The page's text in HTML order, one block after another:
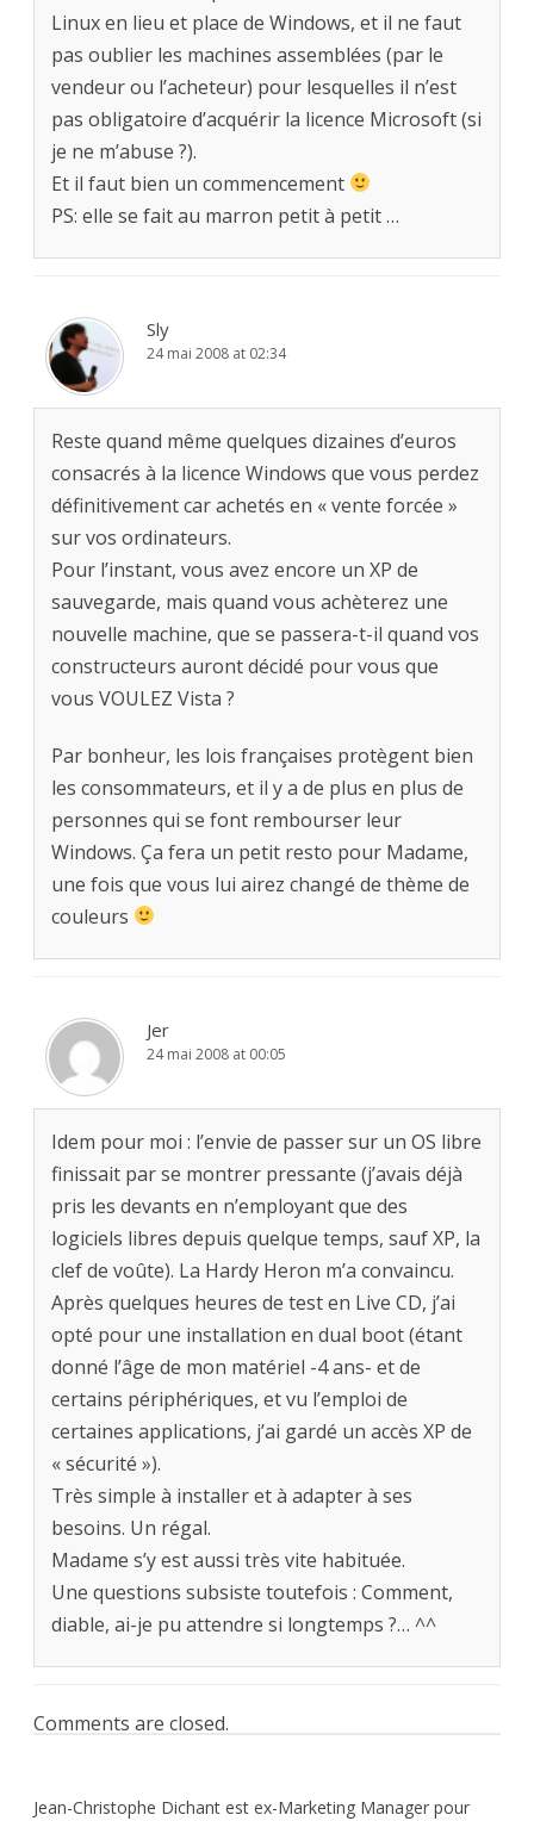
Linux en lieu et place de Windows, et il ne faut
pas oublier les machines assemblées (par le
vendeur ou l’acheteur) pour lesquelles il n’est
pas obligatoire d’acquérir la licence Microsoft (si
je ne m’abuse ?).
Et il faut bien un commencement
PS: elle se fait au marron petit à petit …
Sly
24 mai 2008 at 02:34
Reste quand même quelques dizaines d’euros
consacrés à la licence Windows que vous perdez
définitivement car achetés en « vente forcée »
sur vos ordinateurs.
Pour l’instant, vous avez encore un XP de
sauvegarde, mais quand vous achèterez une
nouvelle machine, que se passera-t-il quand vos
constructeurs auront décidé pour vous que
vous VOULEZ Vista ?
Par bonheur, les lois françaises protègent bien
les consommateurs, et il y a de plus en plus de
personnes qui se font rembourser leur
Windows. Ça fera un petit resto pour Madame,
une fois que vous lui airez changé de thème de
couleurs
Jer
24 mai 2008 at 00:05
Idem pour moi : l’envie de passer sur un OS libre
finissait par se montrer pressante (j’avais déjà
pris les devants en n’employant que des
logiciels libres depuis quelque temps, sauf XP, la
clef de voûte). La Hardy Heron m’a convaincu.
Après quelques heures de test en Live CD, j’ai
opté pour une installation en dual boot (étant
donné l’âge de mon matériel -4 ans- et de
certains périphériques, et vu l’emploi de
certaines applications, j’ai gardé un accès XP de
« sécurité »).
Très simple à installer et à adapter à ses
besoins. Un régal.
Madame s’y est aussi très vite habituée.
Une questions subsiste toutefois : Comment,
diable, ai-je pu attendre si longtemps ?… ^^
Comments are closed.
Jean-Christophe Dichant est ex-Marketing Manager pour